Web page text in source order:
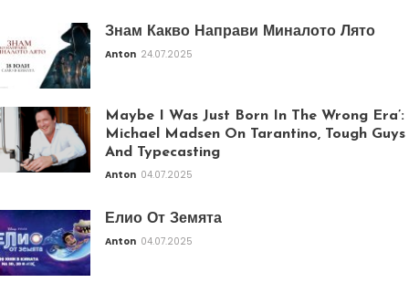
Знам Какво Направи Миналото Лято
Anton 24.07.2025
Maybe I Was Just Born In The Wrong Era’:
Michael Madsen On Tarantino, Tough Guys
And Typecasting
Anton 04.07.2025
Елио От Земята
Anton 04.07.2025